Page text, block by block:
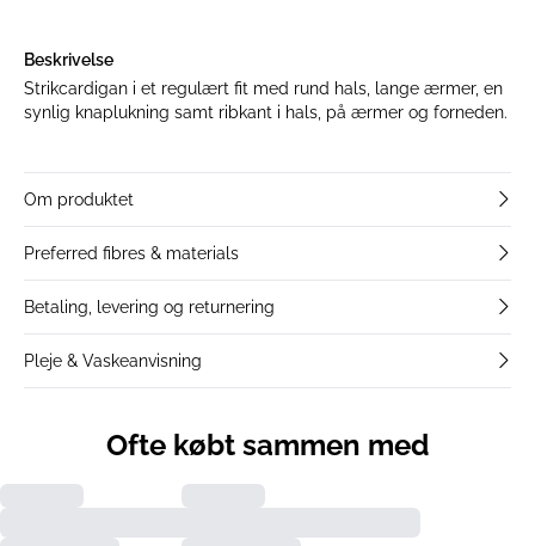
Beskrivelse
Strikcardigan i et regulært fit med rund hals, lange ærmer, en
synlig knaplukning samt ribkant i hals, på ærmer og forneden.
Om produktet
Preferred fibres & materials
Betaling, levering og returnering
Pleje & Vaskeanvisning
Ofte købt sammen med